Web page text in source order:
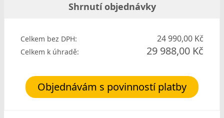
Shrnutí objednávky
Celkem bez DPH: 24 990,00 Kč
Celkem k úhradě: 29 988,00 Kč
Objednávám s povinností platby